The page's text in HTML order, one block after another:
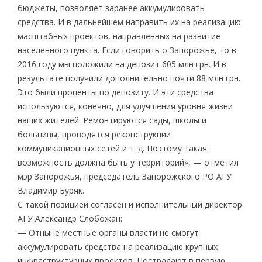
бюджеты, позволяет заранее аккумулировать
средства. И в дальнейшем направить их на реализацию
масштабных проектов, направленных на развитие
населенного пункта. Если говорить о Запорожье, то в
2016 году мы положили на депозит 605 млн грн. И в
результате получили дополнительно почти 88 млн грн.
Это были проценты по депозиту. И эти средства
используются, конечно, для улучшения уровня жизни
наших жителей. Ремонтируются сады, школы и
больницы, проводятся реконструкции
коммуникационных сетей и т. д. Поэтому такая
возможность должна быть у территорий», — отметил
мэр Запорожья, председатель Запорожского РО АГУ
Владимир Буряк.
С такой позицией согласен и исполнительный директор
АГУ Александр Слобожан:
— Отныне местные органы власти не смогут
аккумулировать средства на реализацию крупных